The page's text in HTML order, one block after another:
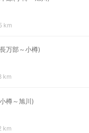
km
万部～小樽)
km
樽～旭川)
km